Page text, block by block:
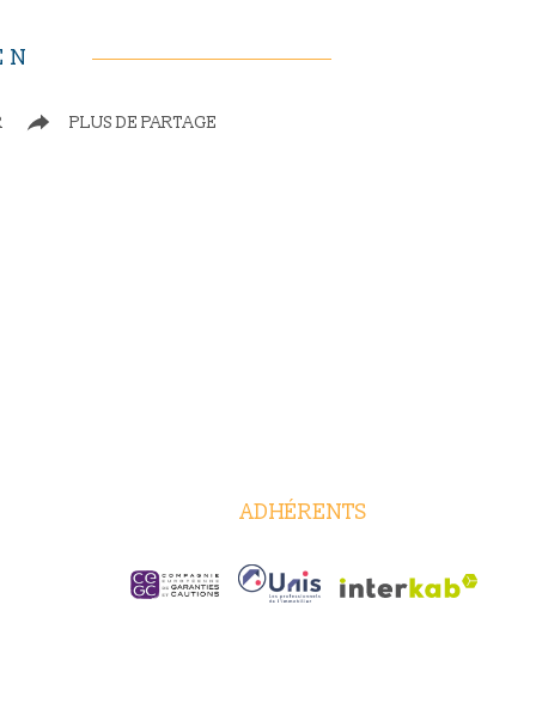
PLUS DE PARTAGE
ADHÉRENTS